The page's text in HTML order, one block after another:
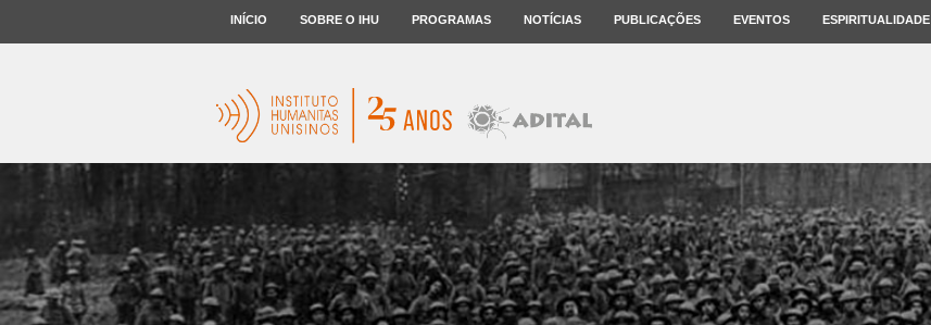
INÍCIO SOBRE O IHU PROGRAMAS NOTÍCIAS PUBLICAÇÕES EVENTOS ESPIRITUALIDADE